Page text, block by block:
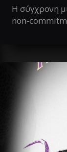
Η σύγχρονη
non-